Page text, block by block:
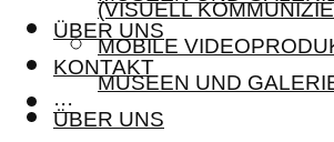
ÜBER UNS
KONTAKT
···
(VISUELL
MOBILE
MUSEEN UND
ÜBER UNS